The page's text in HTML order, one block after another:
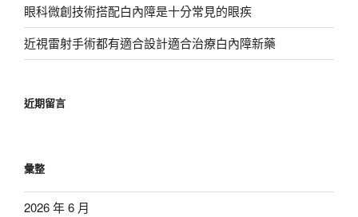
眼科微創技術搭配白內障是十分常見的眼疾
近視雷射手術都有適合設計適合治療白內障新藥
近期留言
彙整
2026 年 6 月